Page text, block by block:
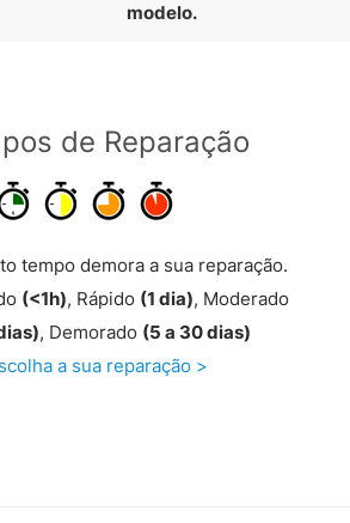
modelo.
de Reparação
tempo demora a sua reparação.
(<1h), Rápido (1 dia), Moderado
, Demorado (5 a 30 dias)
a sua reparação >